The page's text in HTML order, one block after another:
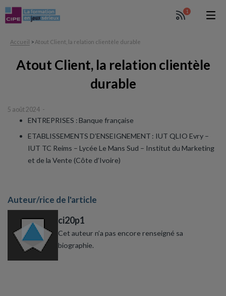
1
Accueil > Atout Client, la relation clientèle durable
Atout Client, la relation clientèle
durable
5 août 2024
ENTREPRISES : Banque française
ETABLISSEMENTS D’ENSEIGNEMENT : IUT QLIO Evry –
IUT TC Reims – Lycée Le Mans Sud – Institut du Marketing
et de la Vente (Côte d’Ivoire)
Auteur/rice de l'article
ci20p1
Cet auteur n’a pas encore renseigné sa
biographie.